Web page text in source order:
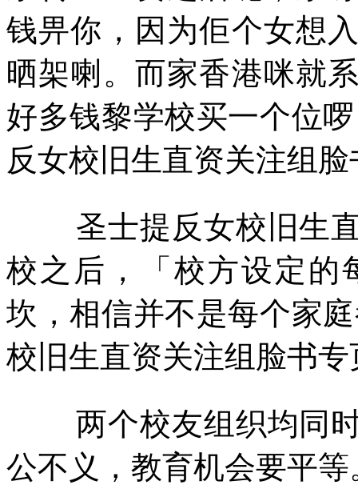
钱畀你，因为佢个女想
晒架喇。而家香港咪就
好多钱黎学校买一个位
反女校旧生直资关注组
圣士提反女校旧生
校之后，「校方设定的
坎，相信并不是每个家
校旧生直资关注组脸书专
两个校友组织均同
公不义，教育机会要平等